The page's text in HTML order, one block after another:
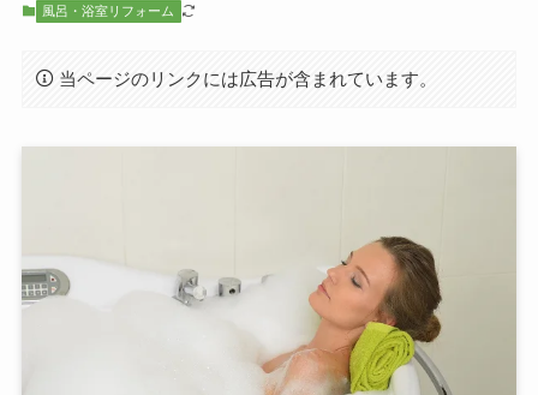
風呂・浴室リフォーム
当ページのリンクには広告が含まれています。